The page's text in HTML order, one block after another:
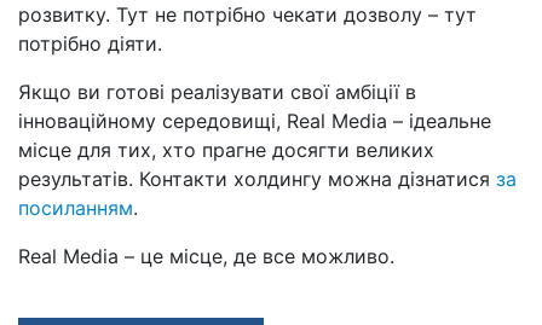
розвитку. Тут не потрібно чекати дозволу – тут
потрібно діяти.
Якщо ви готові реалізувати свої амбіції в
інноваційному середовищі, Real Media – ідеальне
місце для тих, хто прагне досягти великих
результатів. Контакти холдингу можна дізнатися за
посиланням.
Real Media – це місце, де все можливо.